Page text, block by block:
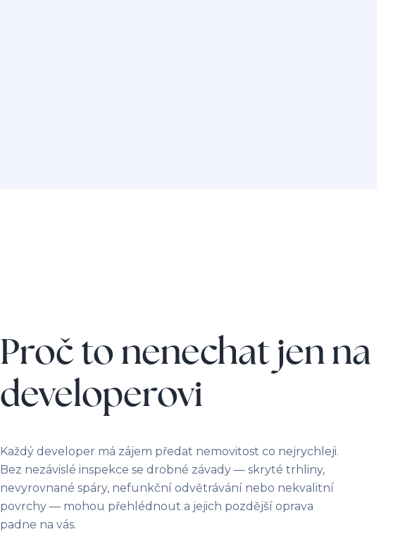
Proč to nenechat jen na
developerovi
Každý developer má zájem předat nemovitost co nejrychleji.
Bez nezávislé inspekce se drobné závady — skryté trhliny,
nevyrovnané spáry, nefunkční odvětrávání nebo nekvalitní
povrchy — mohou přehlédnout a jejich pozdější oprava
padne na vás.